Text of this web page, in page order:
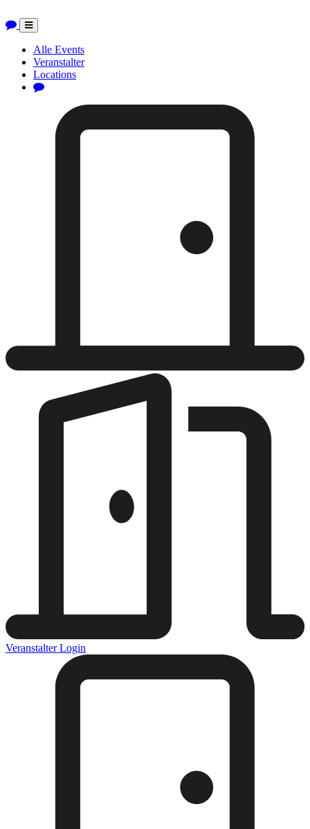
Toggle
navigation
Alle Events
Veranstalter
Locations
Veranstalter Login